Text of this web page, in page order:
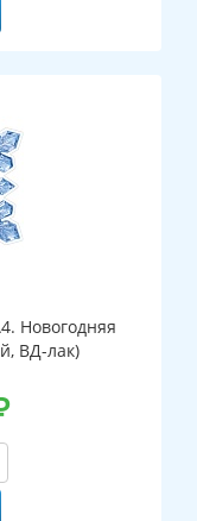
Новогодняя
ВД-лак)